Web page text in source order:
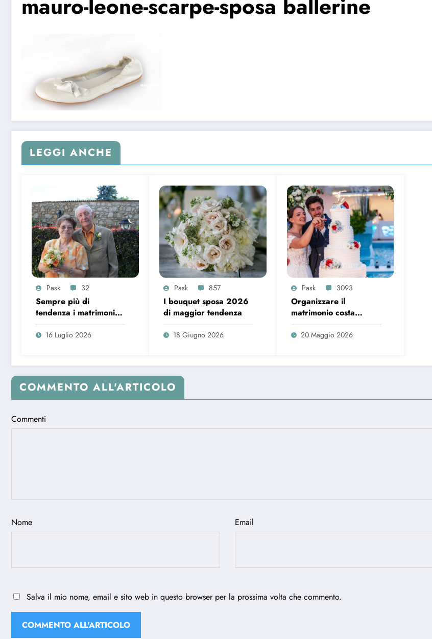
LEGGI ANCHE
Pask 32
Sempre più di
tendenza i matrimoni
over 65 in Italia
16 Luglio 2026
Pask 857
I bouquet sposa 2026
di maggior tendenza
18 Giugno 2026
Pask 3093
Organizzare il
matrimonio costa
sempre di più, ecco i
dati del 2026
20 Maggio 2026
COMMENTO ALL'ARTICOLO
Commenti
Nome Email
Salva il mio nome, email e sito web in questo browser per la prossima volta che commento.